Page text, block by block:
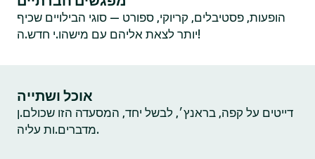
הופעות, פסטיבלים, קריוקי, ספורט — סוגי הבילויים שכיף
יותר לצאת אליהם עם מישהו.י חדש.ה!
אוכל ושתייה
דייטים על קפה, בראנץ׳, לבשל יחד, המסעדה הזו שכולם.ן
מדברים.ות עליה.